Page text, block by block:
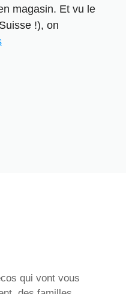
magasin. Et vu le
!), on
qui vont vous